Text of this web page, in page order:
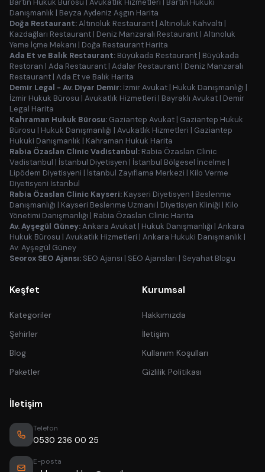
Bartın Hukuk Bürosu | Avukatlık Hizmetleri | Bartın Hukuki
Danışmanlık | Beyza Aydeniz Aşgın Harita
Doğa Restaurant:Altınoluk Restaurant | Altınoluk Kahvaltı |
Kazdağları Restaurant | Deniz Manzaralı Restaurant | Altınoluk
Yeme İçme Mekanı | Doğa Restaurant Harita
Ada Et ve Balık Restaurant: Büyükada Restaurant | Büyükada
Restoran | Ada Restaurant | Adalar Restaurant | Deniz Manzaralı
Restaurant | Ada Et ve Balık Harita
Demir Legal - Av. Diyar Demir: İzmir Avukat | Hukuk Danışmanlığı |
İzmir Hukuk Bürosu | Avukatlık Hizmetleri | Bayraklı Avukat | Demir
Legal Harita
Kahraman Hukuk Bürosu: Gaziantep Avukat | Gaziantep Hukuk
Bürosu | Hukuk Danışmanlığı | Avukatlık Hizmetleri | Gaziantep
Hukuki Danışmanlık | Kahraman Hukuk Harita
Rabia Özaslan Clinic Vadistanbul: Rabia Özaslan Clinic
Vadistanbul | İstanbul Diyetisyen | İstanbul Bölgesel İncelme |
Lipödem Diyetisyeni | İstanbul Zayıflama Merkezi | Kilo Verme
Diyetisyeni İstanbul
Rabia Özaslan Clinic Kayseri: Kayseri Diyetisyen | Beslenme
Danışmanlığı | Kayseri Beslenme Uzmanı | Diyetisyen Kliniği | Kilo
Yönetimi Danışmanlığı | Rabia Özaslan Clinic Harita
Av. Ayşegül Güney:Ankara Avukat | Hukuk Danışmanlığı | Ankara
Hukuk Bürosu | Avukatlık Hizmetleri | Ankara Hukuki Danışmanlık |
Av. Ayşegül Güney
Seorox SEO Ajansı: SEO Ajansı | SEO Ajansları | Seyahat Blogu
Keşfet
Kategoriler
Şehirler
Blog
Paketler
Kurumsal
Hakkımızda
İletişim
Kullanım Koşulları
Gizlilik Politikası
İletişim
Telefon
0530 236 00 25
E-posta